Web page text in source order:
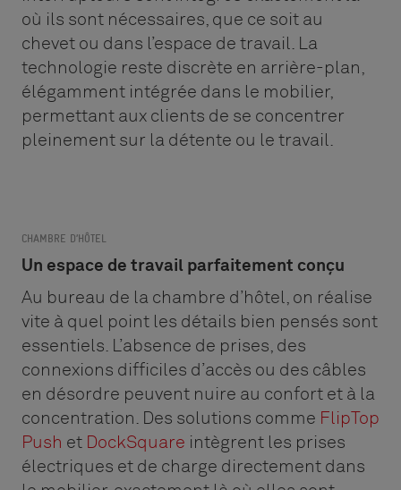
où ils sont nécessaires, que ce soit au
chevet ou dans l’espace de travail. La
technologie reste discrète en arrière-plan,
élégamment intégrée dans le mobilier,
permettant aux clients de se concentrer
pleinement sur la détente ou le travail.
CHAMBRE D’HÔTEL
Un espace de travail parfaitement conçu
Au bureau de la chambre d’hôtel, on réalise
vite à quel point les détails bien pensés sont
essentiels. L’absence de prises, des
connexions difficiles d’accès ou des câbles
en désordre peuvent nuire au confort et à la
concentration. Des solutions comme FlipTop
Push et DockSquare intègrent les prises
électriques et de charge directement dans